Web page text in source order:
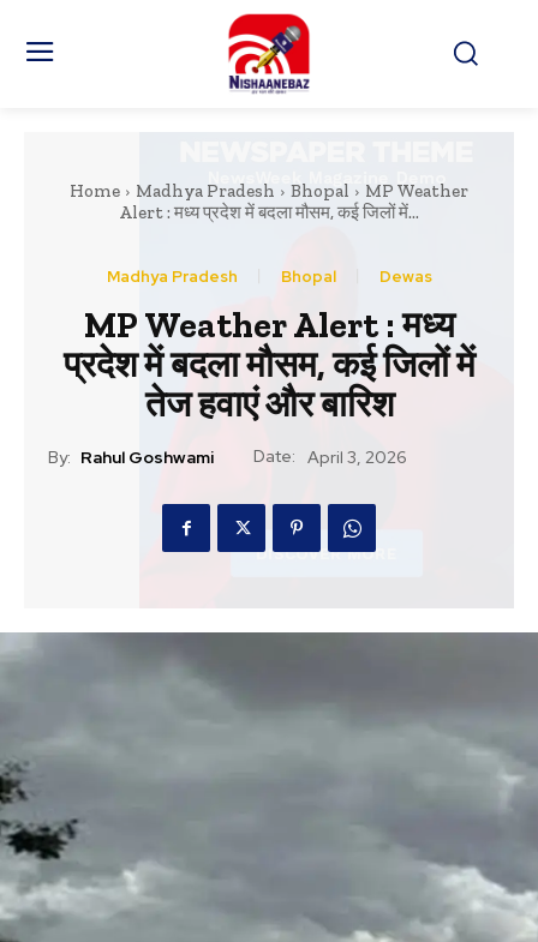
Home Madhya Pradesh Bhopal
MP Weather
Alert : मध्य प्रदेश में बदला मौसम, कई जिलों में...
Madhya Pradesh Bhopal Dewas
MP Weather Alert : मध्य
प्रदेश में बदला मौसम, कई जिलों में
तेज हवाएं और बारिश
By: Rahul Goshwami Date: April 3, 2026